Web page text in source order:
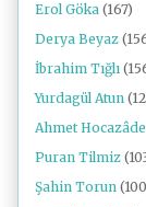
Erol Göka (167)
Derya Beyaz
İbrahim Tığlı
Yurdagül Atun
Ahmet Hocazâde
Puran Tilmiz
Şahin Torun